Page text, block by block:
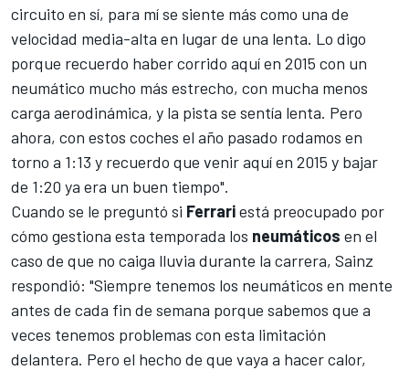
circuito en sí, para mí se siente más como una de
velocidad media-alta en lugar de una lenta. Lo digo
porque recuerdo haber corrido aquí en 2015 con un
neumático mucho más estrecho, con mucha menos
carga aerodinámica, y la pista se sentía lenta. Pero
ahora, con estos coches el año pasado rodamos en
torno a 1:13 y recuerdo que venir aquí en 2015 y bajar
de 1:20 ya era un buen tiempo".
Cuando se le preguntó si Ferrariestá preocupado por
cómo gestiona esta temporada los neumáticos en el
caso de que no caiga lluvia durante la carrera, Sainz
respondió: "Siempre tenemos los neumáticos en mente
antes de cada fin de semana porque sabemos que a
veces tenemos problemas con esta limitación
delantera. Pero el hecho de que vaya a hacer calor,